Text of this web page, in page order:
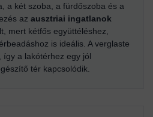
a két szoba, a fürdőszoba és a
az ausztriai ingatlanok
mert kétfős együttéléshez,
is ideális. A verglaste
így a lakótérhez egy jól
tér kapcsolódik.